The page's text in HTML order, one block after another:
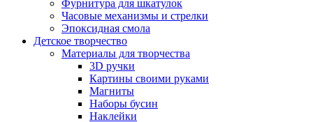
Фурнитура для шкатулок
Часовые механизмы и стрелки
Эпоксидная смола
Детское творчество
Материалы для творчества
3D ручки
Картины своими руками
Магниты
Наборы бусин
Наклейки